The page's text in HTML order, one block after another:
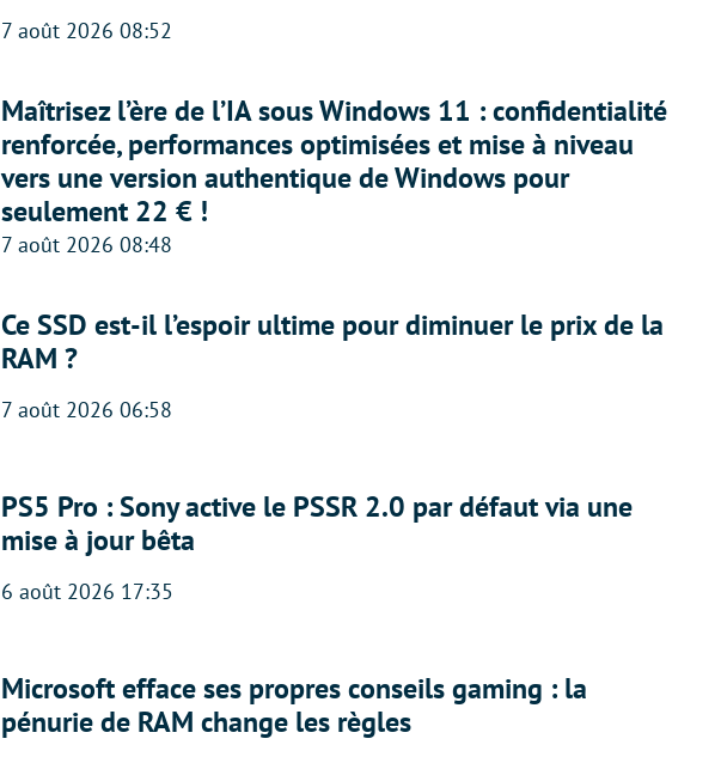
7 août 2026 08:52
Maîtrisez l’ère de l’IA sous Windows 11 : confidentialité
renforcée, performances optimisées et mise à niveau
vers une version authentique de Windows pour
seulement 22 € !
7 août 2026 08:48
Ce SSD est-il l’espoir ultime pour diminuer le prix de la
RAM ?
7 août 2026 06:58
PS5 Pro : Sony active le PSSR 2.0 par défaut via une
mise à jour bêta
6 août 2026 17:35
Microsoft efface ses propres conseils gaming : la
pénurie de RAM change les règles